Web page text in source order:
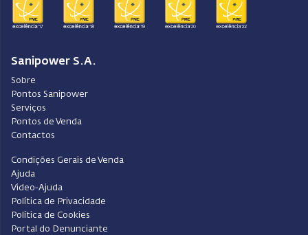
Sanipower S.A.
Sobre
Pontos Sanipower
Serviços
Pontos de Venda
Contactos
Condições Gerais de Venda
Ajuda
Video-Ajuda
Política de Privacidade
Política de Cookies
Portal do Denunciante